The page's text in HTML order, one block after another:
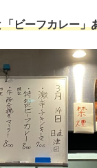
ビーフカレー」